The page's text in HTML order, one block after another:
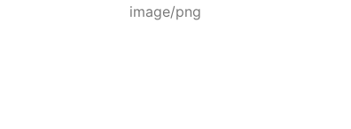
image/png